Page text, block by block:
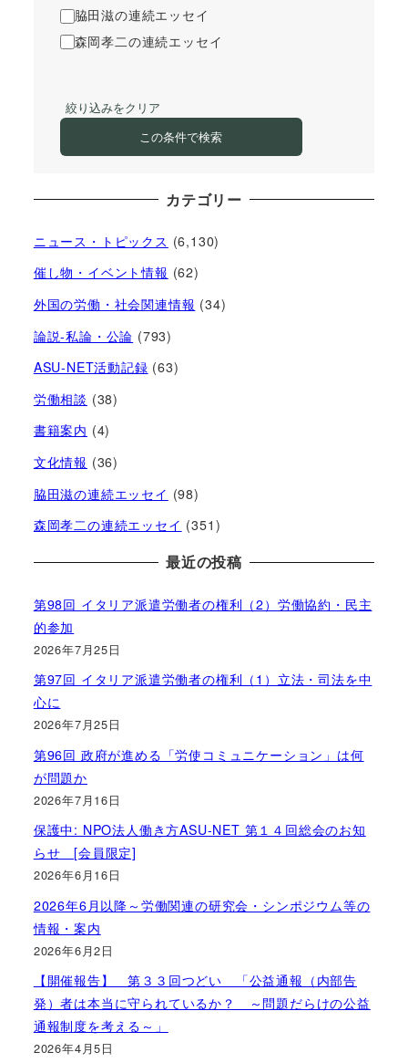
脇田滋の連続エッセイ
森岡孝二の連続エッセイ
絞り込みをクリア
この条件で検索
カテゴリー
ニュース・トピックス (6,130)
催し物・イベント情報 (62)
外国の労働・社会関連情報 (34)
論説-私論・公論 (793)
ASU-NET活動記録 (63)
労働相談 (38)
書籍案内 (4)
文化情報 (36)
脇田滋の連続エッセイ (98)
森岡孝二の連続エッセイ (351)
最近の投稿
第98回 イタリア派遣労働者の権利（2）労働協約・民主
的参加
2026年7月25日
第97回 イタリア派遣労働者の権利（1）立法・司法を中
心に
2026年7月25日
第96回 政府が進める「労使コミュニケーション」は何
が問題か
2026年7月16日
保護中: NPO法人働き方ASU-NET 第１４回総会のお知
らせ [会員限定]
2026年6月16日
2026年6月以降～労働関連の研究会・シンポジウム等の
情報・案内
2026年6月2日
【開催報告】 第３３回つどい 「公益通報（内部告
発）者は本当に守られているか？ ～問題だらけの公益
通報制度を考える～」
2026年4月5日